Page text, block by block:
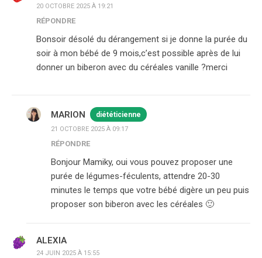
20 OCTOBRE 2025 À 19:21
RÉPONDRE
Bonsoir désolé du dérangement si je donne la purée du
soir à mon bébé de 9 mois,c’est possible après de lui
donner un biberon avec du céréales vanille ?merci
MARION diététicienne
21 OCTOBRE 2025 À 09:17
RÉPONDRE
Bonjour Mamiky, oui vous pouvez proposer une
purée de légumes-féculents, attendre 20-30
minutes le temps que votre bébé digère un peu puis
proposer son biberon avec les céréales 🙂
ALEXIA
24 JUIN 2025 À 15:55